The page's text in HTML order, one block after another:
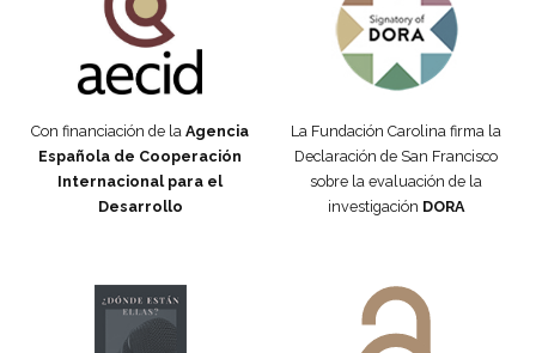
Con financiación de la Agencia
Española de Cooperación
Internacional para el
Desarrollo
La Fundación Carolina firma la
Declaración de San Francisco
sobre la evaluación de la
investigación DORA